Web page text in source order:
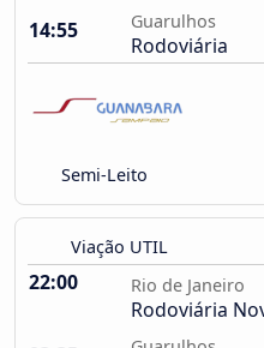
14:55
Guarulhos
Rodoviária
Semi-Leito
Viação UTIL
22:00 Rio de Janeiro
Rodoviária